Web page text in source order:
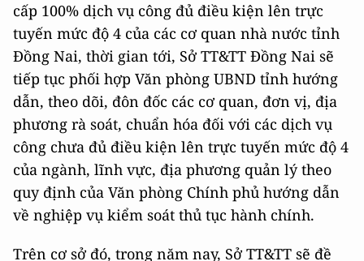
cấp 100% dịch vụ công đủ điều kiện lên trực
tuyến mức độ 4 của các cơ quan nhà nước tỉnh
Đồng Nai, thời gian tới, Sở TT&TT Đồng Nai sẽ
tiếp tục phối hợp Văn phòng UBND tỉnh hướng
dẫn, theo dõi, đôn đốc các cơ quan, đơn vị, địa
phương rà soát, chuẩn hóa đối với các dịch vụ
công chưa đủ điều kiện lên trực tuyến mức độ 4
của ngành, lĩnh vực, địa phương quản lý theo
quy định của Văn phòng Chính phủ hướng dẫn
về nghiệp vụ kiểm soát thủ tục hành chính.
Trên cơ sở đó, trong năm nay, Sở TT&TT sẽ đề